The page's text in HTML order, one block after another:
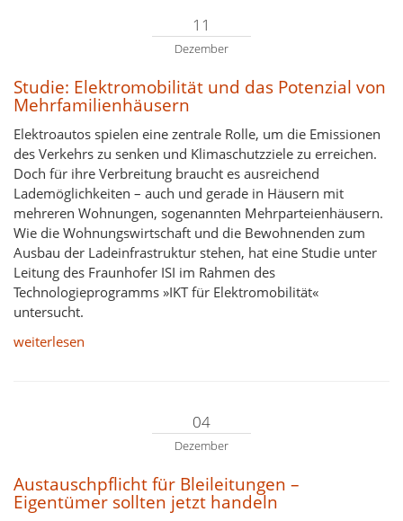
11
Dezember
Studie: Elektromobilität und das Potenzial von
Mehrfamilienhäusern
Elektroautos spielen eine zentrale Rolle, um die Emissionen
des Verkehrs zu senken und Klimaschutzziele zu erreichen.
Doch für ihre Verbreitung braucht es ausreichend
Lademöglichkeiten – auch und gerade in Häusern mit
mehreren Wohnungen, sogenannten Mehrparteienhäusern.
Wie die Wohnungswirtschaft und die Bewohnenden zum
Ausbau der Ladeinfrastruktur stehen, hat eine Studie unter
Leitung des Fraunhofer ISI im Rahmen des
Technologieprogramms »IKT für Elektromobilität«
untersucht.
weiterlesen
04
Dezember
Austauschpflicht für Bleileitungen –
Eigentümer sollten jetzt handeln